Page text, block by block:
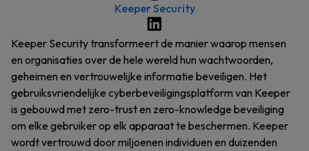
Keeper Security
Keeper Security transformeert de manier waarop mensen
en organisaties over de hele wereld hun wachtwoorden,
geheimen en vertrouwelijke informatie beveiligen. Het
gebruiksvriendelijke cyberbeveiligingsplatform van Keeper
is gebouwd met zero-trust en zero-knowledge beveiliging
om elke gebruiker op elk apparaat te beschermen. Keeper
wordt vertrouwd door miljoenen individuen en duizenden